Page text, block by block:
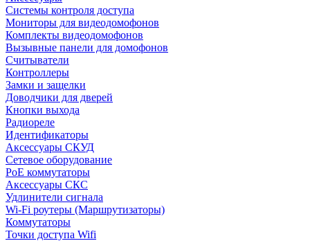
Системы контроля доступа
Мониторы для видеодомофонов
Комплекты видеодомофонов
Вызывные панели для домофонов
Считыватели
Контроллеры
Замки и защелки
Доводчики для дверей
Кнопки выхода
Радиореле
Идентификаторы
Аксессуары СКУД
Сетевое оборудование
PoE коммутаторы
Аксессуары СКС
Удлинители сигнала
Wi-Fi роутеры (Маршрутизаторы)
Коммутаторы
Точки доступа Wifi